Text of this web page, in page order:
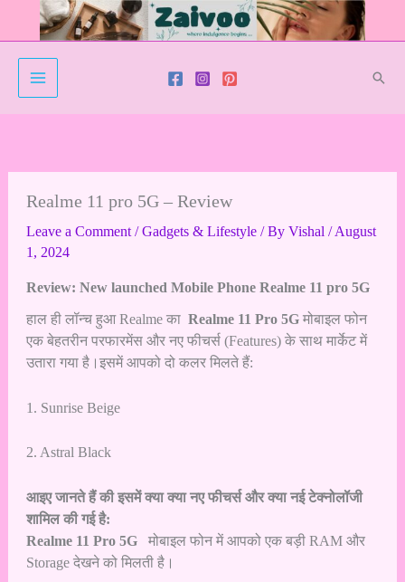
Realme 11 pro 5G – Review
Leave a Comment /Gadgets & Lifestyle/ By Vishal /August
1, 2024
Review: New launched Mobile Phone Realme 11 pro 5G
हाल ही लॉन्च हुआ Realme का Realme 11 Pro 5Gमोबाइल फोन
एक बेहतरीन परफारमेंस और नए फीचर्स (Features) के साथ मार्केट में
उतारा गया है।इसमें आपको दो कलर मिलते हैं:
1. Sunrise Beige
2. Astral Black
आइए जानते हैं की इसमें क्या क्या नए फीचर्स और क्या नई टेक्नोलॉजी
शामिल की गई है:
Realme 11 Pro 5G
मोबाइल फोन में आपको एक बड़ी RAM और
Storage देखने को मिलती है।